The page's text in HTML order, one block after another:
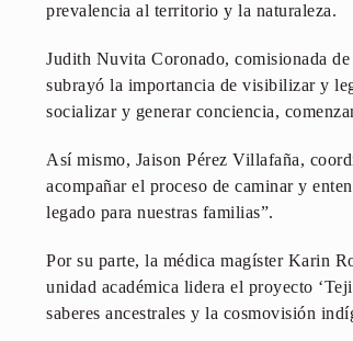
prevalencia al territorio y la naturaleza.
Judith Nuvita Coronado, comisionada
subrayó la importancia de visibilizar y
socializar y generar conciencia,
Así mismo, Jaison Pérez Villafaña,
acompañar el proceso de caminar y
legado para nuestras familias”.
Por su parte, la médica magíster Karin
unidad académica lidera el proyecto
saberes ancestrales y la cosmovisión